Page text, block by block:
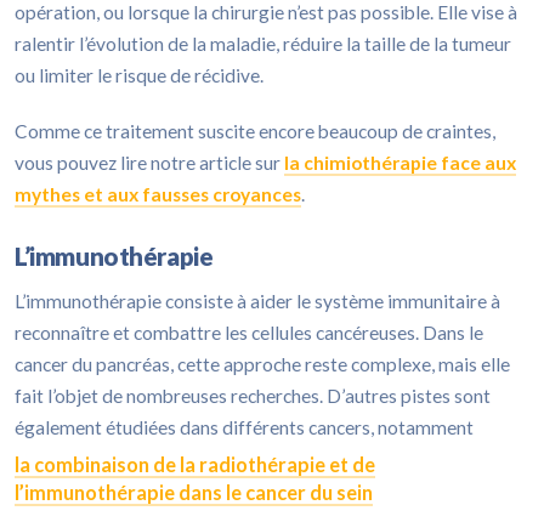
opération, ou lorsque la chirurgie n’est pas possible. Elle vise à
ralentir l’évolution de la maladie, réduire la taille de la tumeur
ou limiter le risque de récidive.
Comme ce traitement suscite encore beaucoup de craintes,
vous pouvez lire notre article sur la chimiothérapie face aux
mythes et aux fausses croyances
L’immunothérapie
L’immunothérapie consiste à aider le système immunitaire à
reconnaître et combattre les cellules cancéreuses. Dans le
cancer du pancréas, cette approche reste complexe, mais elle
fait l’objet de nombreuses recherches. D’autres pistes sont
également étudiées dans différents cancers, notamment
la combinaison de la radiothérapie et de
l’immunothérapie dans le cancer du sein